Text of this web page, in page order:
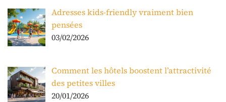
Adresses kids-friendly vraiment bien
pensées
03/02/2026
Comment les hôtels boostent l’attractivité
des petites villes
20/01/2026